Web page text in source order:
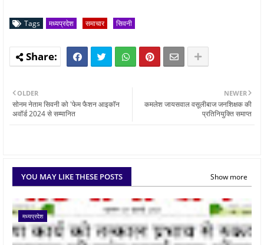
Tags मध्यप्रदेश समाचार सिवनी
NEWER
कमलेश जायसवाल वसूलीबाज जनशिक्षक की
प्रतिनियुक्ति समाप्त
OLDER
सोनम नेताम सिवनी को 'फेम फैशन आइकॉन
अवॉर्ड 2024 से सम्मानित
YOU MAY LIKE THESE POSTS Show more
मध्यप्रदेश